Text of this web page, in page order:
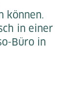
können.
in einer
Büro in